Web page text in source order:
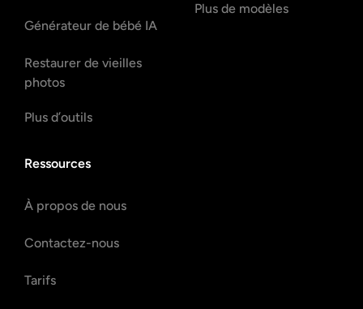
Générateur de bébé IA
Restaurer de vieilles
photos
Plus d’outils
Plus de modèles
Ressources
À propos de nous
Contactez-nous
Tarifs